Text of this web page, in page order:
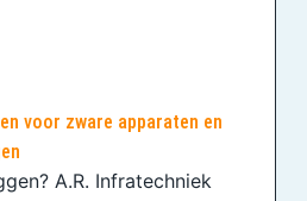
voor zware apparaten en
A.R. Infratechniek